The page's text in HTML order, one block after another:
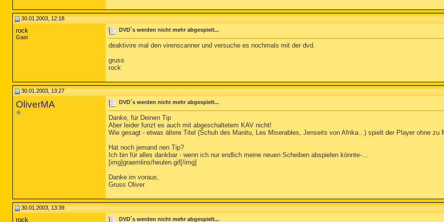
30.01.2003, 12:18
rock
Gast
DVD´s werden nicht mehr abgespielt...
deaktivire mal den virenscanner und versuche es nochmals mit der dvd.
gruss
rock
30.01.2003, 13:27
OliverMA DVD´s werden nicht mehr abgespielt...
Danke, für Deinen Tip
Aber leider funzt es auch mit abgeschaltetem KAV nicht!
Wie gesagt - etwas ältere Titel (Schuh des Manitu, Les Miserables, Jenseits von Afrika...) spielt der Player ohne zu
Hat noch jemand nen Tip?
Ich bin für alles dankbar - wenn ich nur endlich meine neuen Scheiben abspielen könnte-...
[img]graemlins/heulen.gif[/img]
Danke im voraus,
Gruss Oliver
30.01.2003, 13:39
rock DVD´s werden nicht mehr abgespielt...